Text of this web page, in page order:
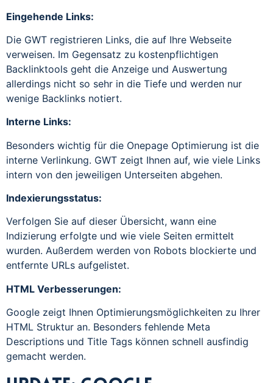
Eingehende Links:
Die GWT registrieren Links, die auf Ihre Webseite
verweisen. Im Gegensatz zu kostenpflichtigen
Backlinktools geht die Anzeige und Auswertung
allerdings nicht so sehr in die Tiefe und werden nur
wenige Backlinks notiert.
Interne Links:
Besonders wichtig für die Onepage Optimierung ist die
interne Verlinkung. GWT zeigt Ihnen auf, wie viele Links
intern von den jeweiligen Unterseiten abgehen.
Indexierungsstatus:
Verfolgen Sie auf dieser Übersicht, wann eine
Indizierung erfolgte und wie viele Seiten ermittelt
wurden. Außerdem werden von Robots blockierte und
entfernte URLs aufgelistet.
HTML Verbesserungen:
Google zeigt Ihnen Optimierungsmöglichkeiten zu Ihrer
HTML Struktur an. Besonders fehlende Meta
Descriptions und Title Tags können schnell ausfindig
gemacht werden.